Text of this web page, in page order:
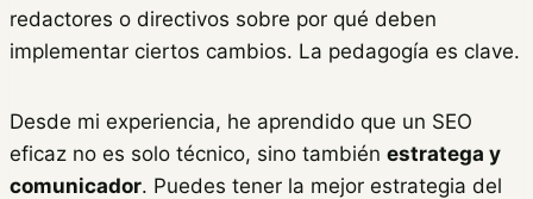
redactores o directivos sobre por qué deben
implementar ciertos cambios. La pedagogía es clave.
Desde mi experiencia, he aprendido que un SEO
eficaz no es solo técnico, sino también estratega y
comunicador. Puedes tener la mejor estrategia del